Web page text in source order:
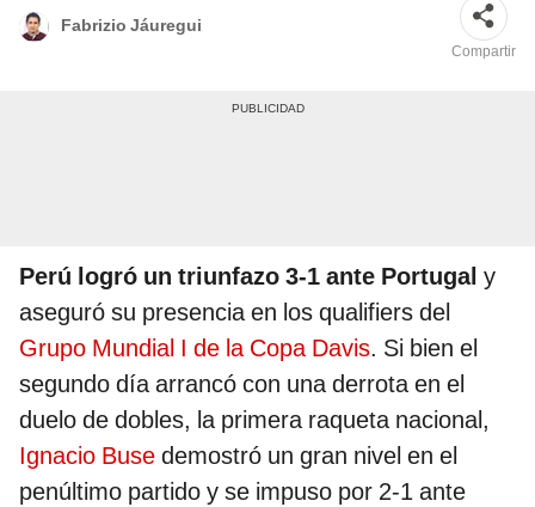
Fabrizio Jáuregui
Compartir
Perú logró un triunfazo 3-1 ante Portugal y
aseguró su presencia en los qualifiers del
Grupo Mundial I de la Copa Davis. Si bien el
segundo día arrancó con una derrota en el
duelo de dobles, la primera raqueta nacional,
Ignacio Buse demostró un gran nivel en el
penúltimo partido y se impuso por 2-1 ante